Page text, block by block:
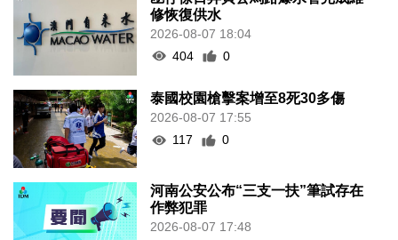
修恢復供水
2026-08-07 18:04
404
0
泰國校園槍擊案增至8死30多傷
2026-08-07 17:55
117
0
河南公安公布“三支一扶”筆試存在
作弊犯罪
2026-08-07 17:48